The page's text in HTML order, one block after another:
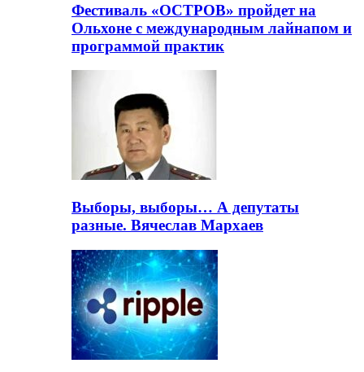
Фестиваль «ОСТРОВ» пройдет на
Ольхоне с международным лайнапом и
программой практик
Выборы, выборы… А депутаты
разные. Вячеслав Мархаев